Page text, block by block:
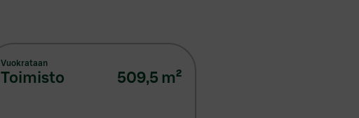
Vuokrataan
toimisto 509,5 m²